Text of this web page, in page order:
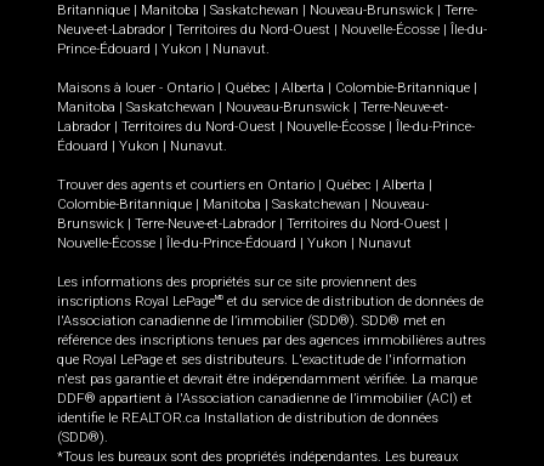
Britannique | Manitoba | Saskatchewan | Nouveau-Brunswick | Terre-
Neuve-et-Labrador | Territoires du Nord-Ouest | Nouvelle-Écosse | Île-du-
Prince-Édouard | Yukon | Nunavut
Maisons à louer - Ontario | Québec | Alberta | Colombie-Britannique |
Manitoba | Saskatchewan | Nouveau-Brunswick | Terre-Neuve-et-
Labrador | Territoires du Nord-Ouest | Nouvelle-Écosse | Île-du-Prince-
Édouard | Yukon | Nunavut
Trouver des agents et courtiers en Ontario | Québec | Alberta |
Colombie-Britannique | Manitoba | Saskatchewan | Nouveau-
Brunswick | Terre-Neuve-et-Labrador | Territoires du Nord-Ouest |
Nouvelle-Écosse | Île-du-Prince-Édouard | Yukon | Nunavut
Les informations des propriétés sur ce site proviennent des
inscriptions Royal LePageMD et du service de distribution de données de
l'Association canadienne de l’immobilier (SDD®). SDD® met en
référence des inscriptions tenues par des agences immobilières autres
que Royal LePage et ses distributeurs. L'exactitude de l'information
n'est pas garantie et devrait être indépendamment vérifiée. La marque
DDF® appartient à l'Association canadienne de l’immobilier (ACI) et
identifie le REALTOR.ca Installation de distribution de données
(SDD®).
*Tous les bureaux sont des propriétés indépendantes. Les bureaux